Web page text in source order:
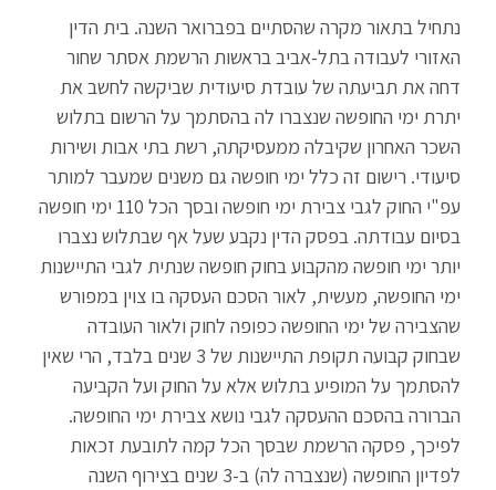
נתחיל בתאור מקרה שהסתיים בפברואר השנה. בית הדין
האזורי לעבודה בתל-אביב בראשות הרשמת אסתר שחור
דחה את תביעתה של עובדת סיעודית שביקשה לחשב את
יתרת ימי החופשה שנצברו לה בהסתמך על הרשום בתלוש
השכר האחרון שקיבלה ממעסיקתה, רשת בתי אבות ושירות
סיעודי. רישום זה כלל ימי חופשה גם משנים שמעבר למותר
עפ"י החוק לגבי צבירת ימי חופשה ובסך הכל 110 ימי חופשה
בסיום עבודתה. בפסק הדין נקבע שעל אף שבתלוש נצברו
יותר ימי חופשה מהקבוע בחוק חופשה שנתית לגבי התיישנות
ימי החופשה, מעשית, לאור הסכם העסקה בו צוין במפורש
שהצבירה של ימי החופשה כפופה לחוק ולאור העובדה
שבחוק קבועה תקופת התיישנות של 3 שנים בלבד, הרי שאין
להסתמך על המופיע בתלוש אלא על החוק ועל הקביעה
הברורה בהסכם ההעסקה לגבי נושא צבירת ימי החופשה.
לפיכך, פסקה הרשמת שבסך הכל קמה לתובעת זכאות
לפדיון החופשה (שנצברה לה) ב-3 שנים בצירוף השנה